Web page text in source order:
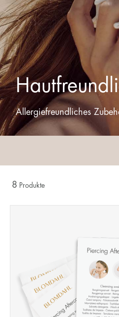
Allergiefreundliches
8 Produkte